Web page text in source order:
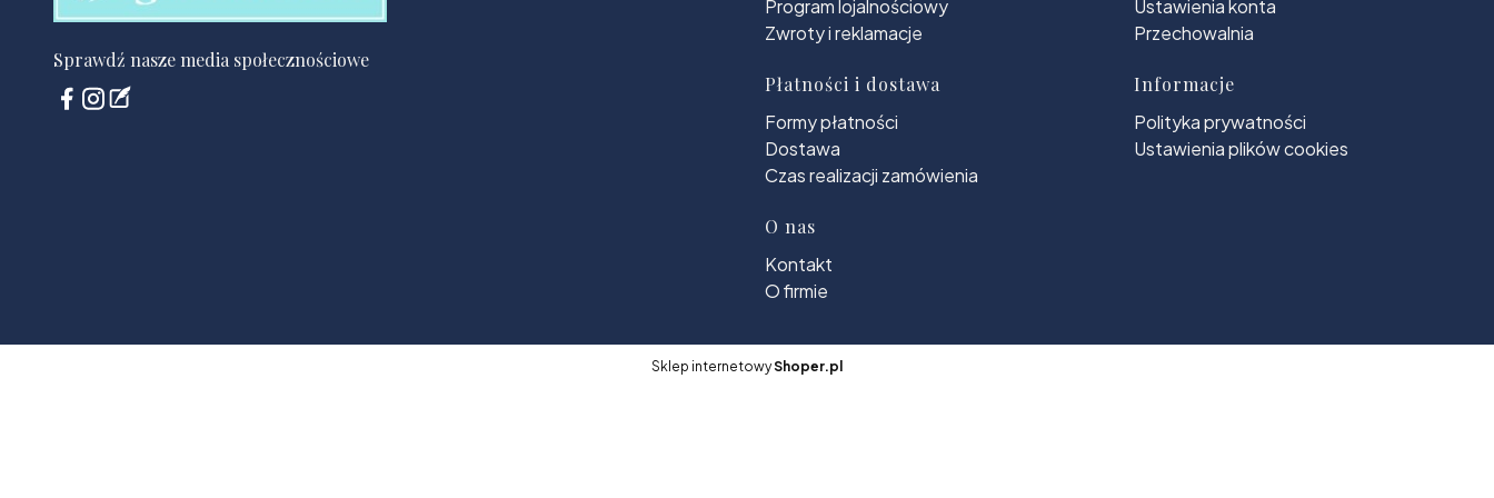
Sprawdź nasze media społecznościowe
Program lojalnościowy
Zwroty i reklamacje
Ustawienia konta
Przechowalnia
Płatności i dostawa
Formy płatności
Dostawa
Czas realizacji zamówienia
Informacje
Polityka prywatności
Ustawienia plików cookies
O nas
Kontakt
O firmie
Sklep internetowyShoper.pl